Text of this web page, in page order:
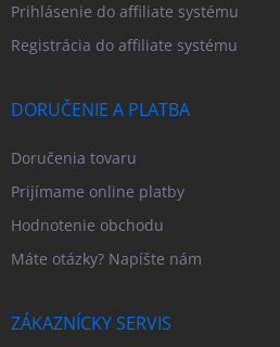
Prihlásenie do affiliate systému
Registrácia do affiliate systému
DORUČENIE A PLATBA
Doručenia tovaru
Prijímame online platby
Hodnotenie obchodu
Máte otázky? Napíšte nám
ZÁKAZNÍCKY SERVIS